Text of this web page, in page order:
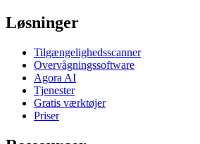
Løsninger
Tilgængelighedsscanner
Overvågningssoftware
Agora AI
Tjenester
Gratis værktøjer
Priser